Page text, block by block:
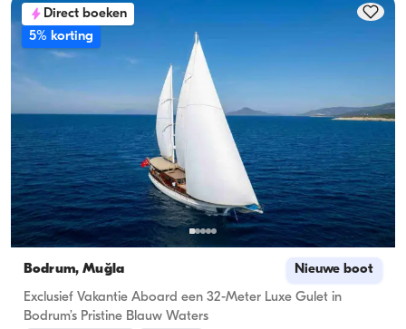
Direct boeken
5% korting
Bodrum, Muğla Nieuwe boot
Exclusief Vakantie Aboard een 32-Meter Luxe Gulet in
Bodrum’s Pristine Blauw Waters